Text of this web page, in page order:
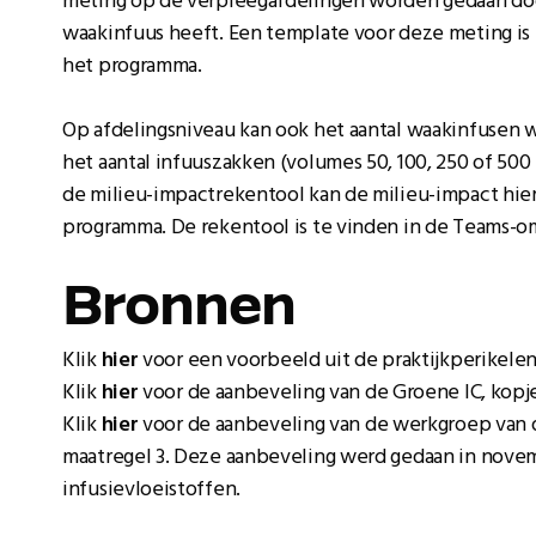
waakinfuus heeft. Een template voor deze meting
het programma.
Op afdelingsniveau kan ook het aantal
het aantal infuuszakken (volumes 50, 100, 250 of
de milieu-impactrekentool kan de milieu-impact
programma. De rekentool is te vinden in de Teams-
Bronnen
Klikhiervoor een voorbeeld uit de
Klikhiervoor de aanbeveling van de Groene IC,
Klikhiervoor de aanbeveling van de werkgroep
maatregel 3. Deze aanbeveling werd gedaan in
infusievloeistoffen.